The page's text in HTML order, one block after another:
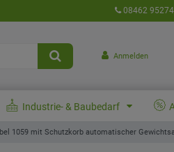
08462
Anmelden
Industrie- & Baubedarf
1059 mit Schutzkorb automatischer